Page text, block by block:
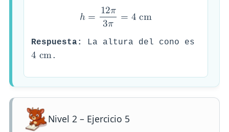
ℎ = 12𝜋
3𝜋 = 4 cm
Respuesta: La altura del cono es
4 cm.
Nivel 2 – Ejercicio 5